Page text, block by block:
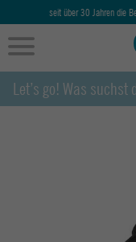
seit über 30 Jahren die